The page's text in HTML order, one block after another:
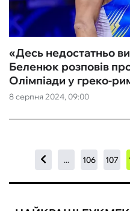
8 серпня 2024, 09:00
«Десь недостатньо
Беленюк розповів
Олімпіади у греко-
... 106 107